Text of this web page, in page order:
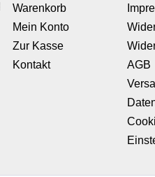
Warenkorb
Mein Konto
Zur Kasse
Kontakt
AGB